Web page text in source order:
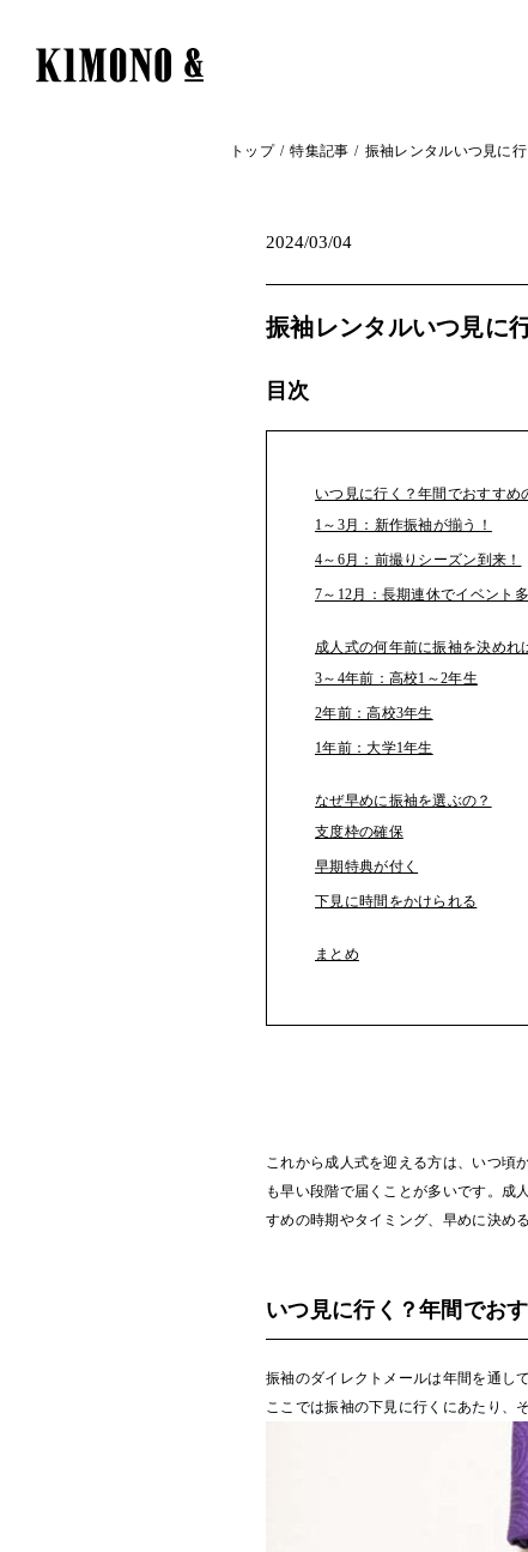
トップ 特集記事 振袖レンタルいつ見に
2024/03/04
振袖レンタルいつ見に
目次
いつ見に行く？年間でおすすめ
1～3月：新作振袖が揃う！
4～6月：前撮りシーズン到来！
7～12月：長期連休でイベント
成人式の何年前に振袖を決めれ
3～4年前：高校1～2年生
2年前：高校3年生
1年前：大学1年生
なぜ早めに振袖を選ぶの？
支度枠の確保
早期特典が付く
下見に時間をかけられる
まとめ
これから成人式を迎える方は、いつ頃
も早い段階で届くことが多いです。成
すめの時期やタイミング、早めに決め
いつ見に行く？年間でお
振袖のダイレクトメールは年間を通し
ここでは振袖の下見に行くにあたり、